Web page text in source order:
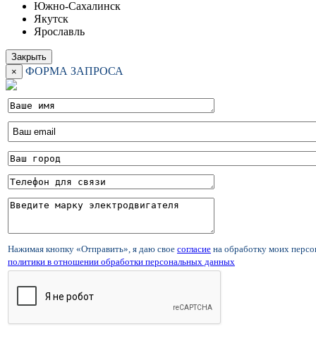
Южно-Сахалинск
Якутск
Ярославль
Закрыть
×
ФОРМА ЗАПРОСА
Нажимая кнопку «Отправить», я даю свое согласие на обработку моих
политики в отношении обработки персональных данных